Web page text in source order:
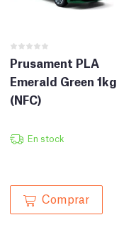
Prusament PLA
Emerald Green 1kg
(NFC)
En stock
Comprar